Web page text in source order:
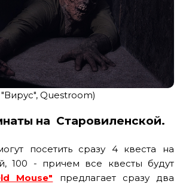
Questroom)
на Старовиленской.
посетить сразу 4 квеста на
100 - причем все квесты будут
Mouse" предлагает сразу два